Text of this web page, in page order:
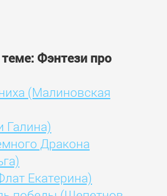
Фэнтези про
(Малиновская
Галина)
Дракона
Екатерина)